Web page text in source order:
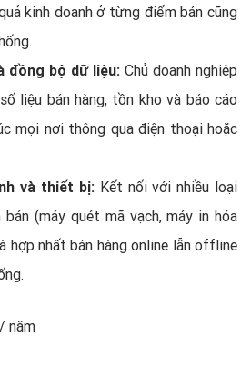
kinh doanh ở từng điểm bán cũng
đồng bộ dữ liệu: Chủ doanh nghiệp
liệu bán hàng, tồn kho và báo cáo
mọi nơi thông qua điện thoại hoặc
và thiết bị:Kết nối với nhiều loại
(máy quét mã vạch, máy in hóa
hợp nhất bán hàng online lẫn offline
năm